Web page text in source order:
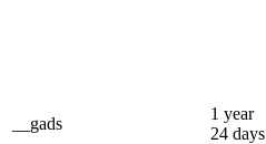
__gads
1 year
24 days